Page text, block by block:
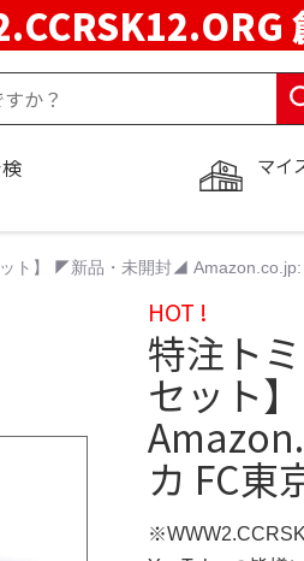
マイ
ト】 ◤新品・未開封◢ Amazon.co.jp:
HOT !
特注ト
セット
カ FC東